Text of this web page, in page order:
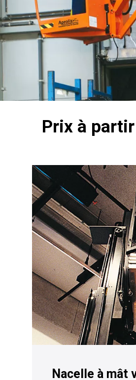
Prix à
Nacelle à mât